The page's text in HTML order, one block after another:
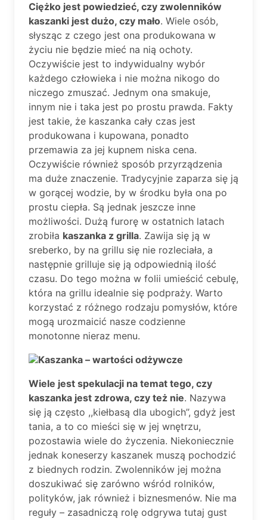
Ciężko jest powiedzieć, czy zwolenników
kaszanki jest dużo, czy mało. Wiele osób,
słysząc z czego jest ona produkowana w
życiu nie będzie mieć na nią ochoty.
Oczywiście jest to indywidualny wybór
każdego człowieka i nie można nikogo do
niczego zmuszać. Jednym ona smakuje,
innym nie i taka jest po prostu prawda. Fakty
jest takie, że kaszanka cały czas jest
produkowana i kupowana, ponadto
przemawia za jej kupnem niska cena.
Oczywiście również sposób przyrządzenia
ma duże znaczenie. Tradycyjnie zaparza się ją
w gorącej wodzie, by w środku była ona po
prostu ciepła. Są jednak jeszcze inne
możliwości. Dużą furorę w ostatnich latach
zrobiła kaszanka z grilla. Zawija się ją w
sreberko, by na grillu się nie rozleciała, a
następnie grilluje się ją odpowiednią ilość
czasu. Do tego można w folii umieścić cebulę,
która na grillu idealnie się podpraży. Warto
korzystać z różnego rodzaju pomysłów, które
mogą urozmaicić nasze codzienne
monotonne nieraz menu.
Kaszanka – wartości odżywcze
Wiele jest spekulacji na temat tego, czy
kaszanka jest zdrowa, czy też nie. Nazywa
się ją często ,,kiełbasą dla ubogich’’, gdyż jest
tania, a to co mieści się w jej wnętrzu,
pozostawia wiele do życzenia. Niekoniecznie
jednak koneserzy kaszanek muszą pochodzić
z biednych rodzin. Zwolenników jej można
doszukiwać się zarówno wśród rolników,
polityków, jak również i biznesmenów. Nie ma
reguły – zasadniczą rolę odgrywa tutaj gust